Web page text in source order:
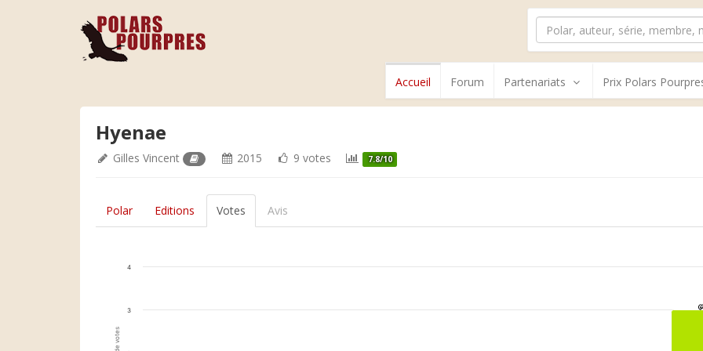
Accueil Forum Partenariats Prix Polars
Hyenae
Gilles Vincent 2015 9 votes 7.8/10
Polar Editions Votes Avis
3
4